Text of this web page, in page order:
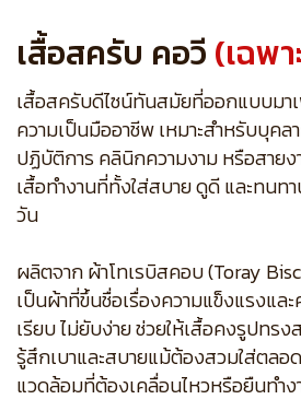
เสื้อสครับ คอวี (เฉพ
เสื้อสครับดีไซน์ทันสมัยที่ออกแบบมา
ความเป็นมืออาชีพ เหมาะสำหรับบุค
ปฏิบัติการ คลินิกความงาม หรือสาย
เสื้อทำงานที่ทั้งใส่สบาย ดูดี และทนทา
วัน
ผลิตจาก ผ้าโทเรบิสคอบ (Toray
เป็นผ้าที่ขึ้นชื่อเรื่องความแข็งแรงแล
เรียบ ไม่ยับง่าย ช่วยให้เสื้อคงรูปทร
รู้สึกเบาและสบายแม้ต้องสวมใส่ตลอ
แวดล้อมที่ต้องเคลื่อนไหวหรือยืนทำง